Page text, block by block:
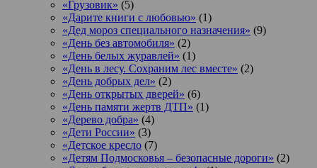
«Грузовик» (5)
«Дарите книги с любовью» (1)
«Дед мороз специального назначения» (9)
«День без автомобиля» (2)
«День белых журавлей» (1)
«День в лесу. Сохраним лес вместе» (2)
«День добрых дел» (2)
«День открытых дверей» (6)
«День памяти жертв ДТП» (1)
«Дерево добра» (4)
«Дети России» (3)
«Детское кресло (7)
«Детям Подмосковья – безопасные дороги» (2)